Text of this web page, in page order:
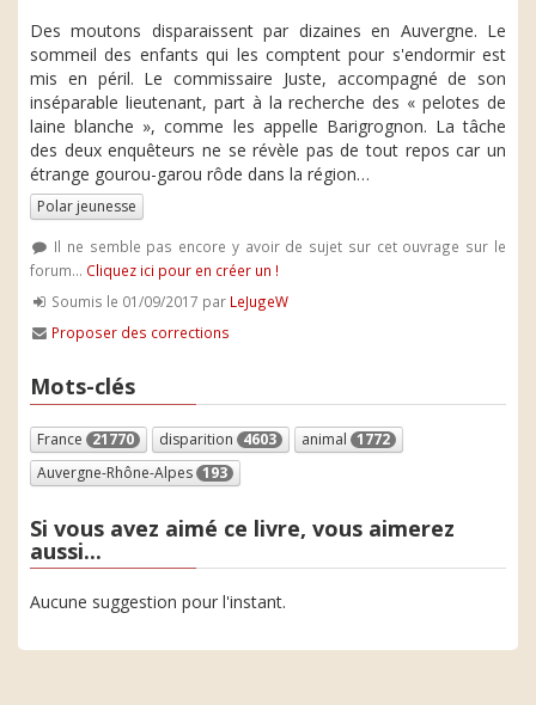
Des moutons disparaissent par dizaines en Auvergne. Le
sommeil des enfants qui les comptent pour s'endormir est
mis en péril. Le commissaire Juste, accompagné de son
inséparable lieutenant, part à la recherche des « pelotes de
laine blanche », comme les appelle Barigrognon. La tâche
des deux enquêteurs ne se révèle pas de tout repos car un
étrange gourou-garou rôde dans la région…
Polar jeunesse
Il ne semble pas encore y avoir de sujet sur cet ouvrage sur le
forum... Cliquez ici pour en créer un !
Soumis le 01/09/2017 par LeJugeW
Proposer des corrections
Mots-clés
France 21770 disparition 4603 animal 1772
Auvergne-Rhône-Alpes 193
Si vous avez aimé ce livre, vous aimerez
aussi...
Aucune suggestion pour l'instant.